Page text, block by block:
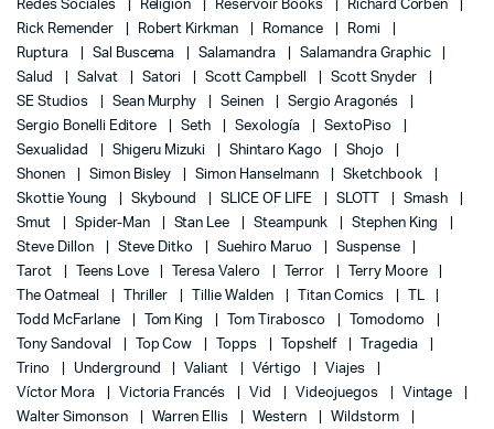
Redes Sociales
Religión Reservoir Books
Richard Corben
Rick Remender
Robert Kirkman Romance
Romi
Ruptura
Sal Buscema Salamandra
Salamandra Graphic
Salud
Salvat Satori Scott Campbell
Scott Snyder
SE Studios
Sean Murphy Seinen
Sergio Aragonés
Sergio Bonelli Editore
Seth Sexología
SextoPiso
Sexualidad
Shigeru Mizuki Shintaro Kago
Shojo
Shonen
Simon Bisley Simon Hanselmann
Sketchbook
Skottie Young
Skybound SLICE OF LIFE SLOTT
Smash
Smut
Spider-Man Stan Lee Steampunk
Stephen King
Steve Dillon
Steve Ditko Suehiro Maruo
Suspense
Tarot
Teens Love Teresa Valero Terror
Terry Moore
The Oatmeal
Thriller Tillie Walden Titan Comics
TL
Todd McFarlane
Tom King Tom Tirabosco
Tomodomo
Tony Sandoval
Top Cow Topps Topshelf
Tragedia
Trino
Underground Valiant Vértigo
Viajes
Víctor Mora
Victoria Francés Vid Videojuegos
Vintage
Walter Simonson
Warren Ellis Western Wildstorm